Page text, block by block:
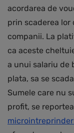
acordarea de
prin scaderea
companii. La
ca aceste
a unui salariu de
plata, sa se
Sumele care nu
profit, se